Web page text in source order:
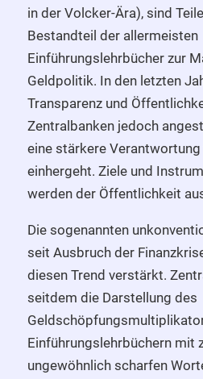
in der Volcker-Ära), sind
Bestandteil der allermeisten
Einführungslehrbücher zur
Geldpolitik. In den letzten
Transparenz und
Zentralbanken jedoch
eine stärkere
einhergeht. Ziele und
werden der Öffentlichkeit
Die sogenannten
seit Ausbruch der
diesen Trend verstärkt.
seitdem die Darstellung des
Einführungslehrbüchern mit
ungewöhnlich scharfen